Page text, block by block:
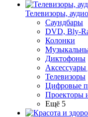
Телевизоры,
Саундбары
DVD, Bly-
Колонки
Диктофоны
Телевизоры
Цифровые
Проекторы
Ещё 5